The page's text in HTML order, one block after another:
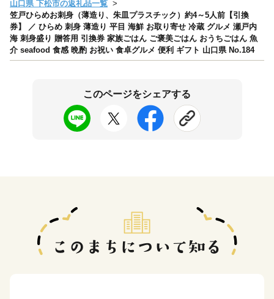
山口県 下松市の返礼品一覧
笠戸ひらめお刺身（薄造り、朱皿プラスチック）約4～5人前【引換
券】 ／ ひらめ 刺身 薄造り 平目 海鮮 お取り寄せ 冷蔵 グルメ 瀬戸内
海 刺身盛り 贈答用 引換券 家族ごはん ご褒美ごはん おうちごはん 魚
介 seafood 食感 晩酌 お祝い 食卓グルメ 便利 ギフト 山口県 No.184
このページをシェアする